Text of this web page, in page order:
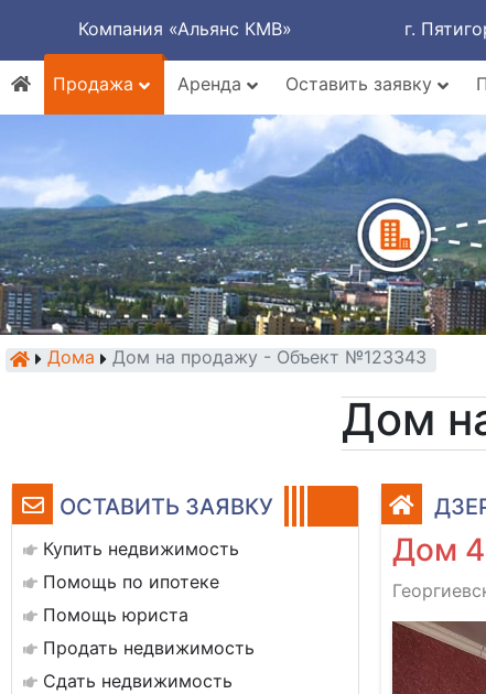
Компания «Альянс КМВ» г.
Продажа
Аренда Оставить заявку
Дома Дом на продажу - Объект №123343
Дом
ОСТАВИТЬ ЗАЯВКУ
Купить недвижимость
Помощь по ипотеке
Помощь юриста
Продать недвижимость
Сдать недвижимость
Дом